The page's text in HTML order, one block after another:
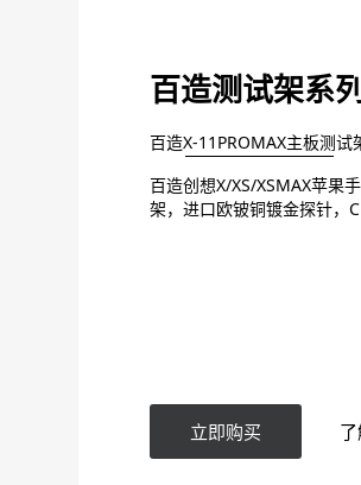
百造测试架系列
百造X-11PROMAX主板测试
百造创想X/XS/XSMAX苹果
架，进口欧铍铜镀金探针，
立即购买